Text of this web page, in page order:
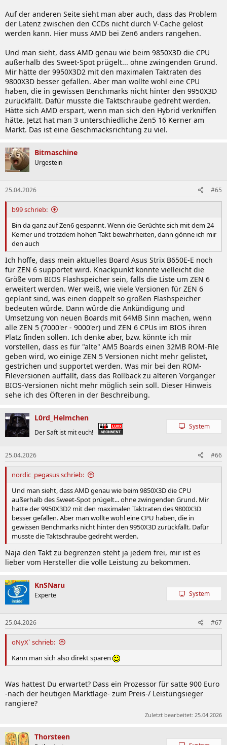
Auf der anderen Seite sieht man aber auch, dass das Problem
der Latenz zwischen den CCDs nicht durch V-Cache gelöst
werden kann. Hier muss AMD bei Zen6 anders rangehen.
Und man sieht, dass AMD genau wie beim 9850X3D die CPU
außerhalb des Sweet-Spot prügelt... ohne zwingenden Grund.
Mir hätte der 9950X3D2 mit den maximalen Taktraten des
9800X3D besser gefallen. Aber man wollte wohl eine CPU
haben, die in gewissen Benchmarks nicht hinter den 9950X3D
zurückfällt. Dafür musste die Taktschraube gedreht werden.
Hätte sich AMD erspart, wenn man sich den Hybrid verkniffen
hätte. Jetzt hat man 3 unterschiedliche Zen5 16 Kerner am
Markt. Das ist eine Geschmacksrichtung zu viel.
Bitmaschine
Urgestein
25.04.2026 #65
b99 schrieb:
Bin da ganz auf Zen6 gespannt. Wenn die Gerüchte sich mit dem 24
Kerner und trotzdem hohen Takt bewahrheiten, dann gönne ich mir
den auch
Ich hoffe, dass mein aktuelles Board Asus Strix B650E-E noch
für ZEN 6 supportet wird. Knackpunkt könnte vielleicht die
Größe vom BIOS Flashspeicher sein, falls die Liste um ZEN 6
erweitert werden. Wer weiß, wie viele Versionen für ZEN 6
geplant sind, was einen doppelt so großen Flashspeicher
bedeuten würde. Dann würde die Ankündigung und
Umsetzung von neuen Boards mit 64MB Sinn machen, wenn
alle ZEN 5 (7000'er - 9000'er) und ZEN 6 CPUs im BIOS ihren
Platz finden sollen. Ich denke aber, bzw. könnte ich mir
vorstellen, dass es für "alte" AM5 Boards einen 32MB ROM-File
geben wird, wo einige ZEN 5 Versionen nicht mehr gelistet,
gestrichen und supportet werden. Was mir bei den ROM-
Fileversionen auffällt, dass das Rollback zu älteren Vorgänger
BIOS-Versionen nicht mehr möglich sein soll. Dieser Hinweis
sehe ich des Öfteren in der Beschreibung.
L0rd_Helmchen
Der Saft ist mit euch!
System
25.04.2026 #66
nordic_pegasus schrieb:
Und man sieht, dass AMD genau wie beim 9850X3D die CPU
außerhalb des Sweet-Spot prügelt... ohne zwingenden Grund. Mir
hätte der 9950X3D2 mit den maximalen Taktraten des 9800X3D
besser gefallen. Aber man wollte wohl eine CPU haben, die in
gewissen Benchmarks nicht hinter den 9950X3D zurückfällt. Dafür
musste die Taktschraube gedreht werden.
Naja den Takt zu begrenzen steht ja jedem frei, mir ist es
lieber vom Hersteller die volle Leistung zu bekommen.
KnSNaru
Experte System
25.04.2026 #67
oNyX` schrieb:
Kann man sich also direkt sparen
Was hattest Du erwartet? Dass ein Prozessor für satte 900 Euro
-nach der heutigen Marktlage- zum Preis-/ Leistungsieger
rangiere?
Zuletzt bearbeitet: 25.04.2026
Thorsteen